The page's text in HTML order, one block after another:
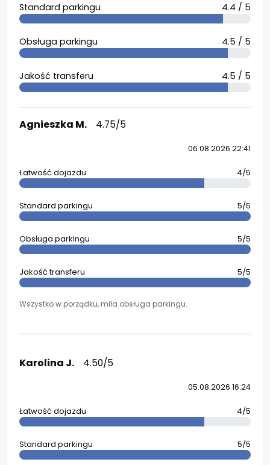
Standard parkingu 4.4 / 5
Obsługa parkingu 4.5 / 5
Jakość transferu 4.5 / 5
Agnieszka M. 4.75/5
06.08.2026 22:41
Łatwość dojazdu 4/5
Standard parkingu 5/5
Obsługa parkingu 5/5
Jakość transferu 5/5
Wszystko w porządku, miła obsługa parkingu.
Karolina J. 4.50/5
05.08.2026 16:24
Łatwość dojazdu 4/5
Standard parkingu 5/5